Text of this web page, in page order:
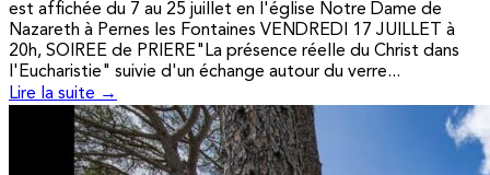
est affichée du 7 au 25 juillet en l'église Notre Dame de
Nazareth à Pernes les Fontaines VENDREDI 17 JUILLET à
20h, SOIREE de PRIERE"La présence réelle du Christ dans
l'Eucharistie" suivie d'un échange autour du verre...
Lire la suite →